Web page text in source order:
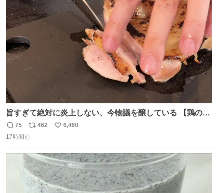
ト
数
旨すぎて絶対に炎上しない、今物議を醸している 【鶏のた
たき】 を家で作る方法を教えます 鶏もも肉に特別な処理を
して大葉やみょうがなどの薬味と一緒にいただきます 夏に
youtu.be/s0jWxvy14_4
返
信
75
リ
ポ
ト
数
462
い
数
6,460
17時間前